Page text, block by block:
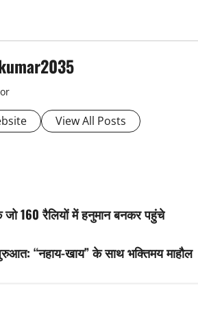
View All Posts
160 रैलियों में हनुमान बनकर पहुंचे
“नहाय-खाय” के साथ भक्तिमय माहौल